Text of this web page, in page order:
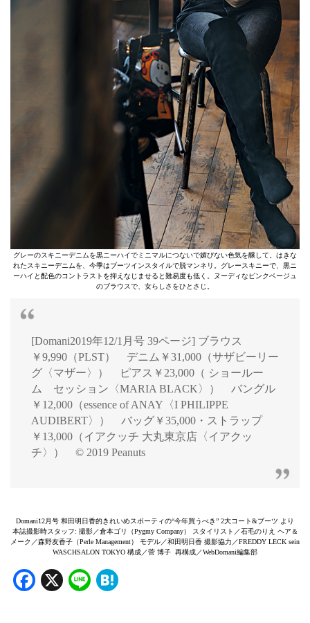
グレーのスキニーデニムを黒ニーハイでミニマルにつないで媚びない色気を醸して。はきな
れたスキニーデニムを、今季はブーツインスタイルで脱マンネリ。グレースキニーで、黒ニ
ーハイと配色のコントラストを抑えなじませると難易度も低く。ヌーディなピンクベージュ
のブラウスで、女らしさをひとさじ。
[Domani2019年12/1月号 39ページ] ブラウス
￥9,990（PLST） デニム￥31,000（サザビーリー
グ〈マザー〉） ピアス￥23,000（ ショールー
ム セッション〈MARIA BLACK〉） バングル
￥12,000（essence of ANAY〈I PHILIPPE
AUDIBERT〉） バッグ￥35,000・ストラップ
￥13,000（イアクッチ 大丸東京店〈イアクッ
チ〉） © 2019 Peanuts
Domani12月号 和田明日香的きれいめスポーティの“今年買うべき” 2大コート&ブーツ より
本誌撮影時スタッフ: 撮影／倉本ゴリ（Pygmy Company） スタイリスト／石毛のりえ ヘア＆
メーク／森野友香子（Perle Management） モデル／和田明日香 撮影協力／FREDDY LECK sein
WASCHSALON TOKYO 構成／菅 博子 再構成／WebDomani編集部
Facebook
X Line